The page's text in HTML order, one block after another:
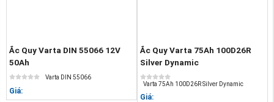
Ắc Quy Varta DIN 55066 12V
50Ah
Varta DIN 55066
Giá:
Ắc Quy Varta 75Ah 100D26R
Silver Dynamic
Varta 75Ah 100D26R Silver Dynamic
Giá: